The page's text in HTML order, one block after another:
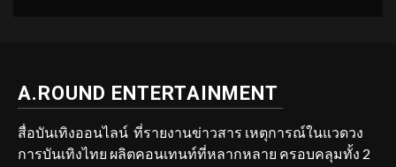
A.ROUND ENTERTAINMENT
สื่อบันเทิงออนไลน์ ที่รายงานข่าวสาร เหตุการณ์ในแวดวง
การบันเทิงไทย ผลิตคอนเทนท์ที่หลากหลาย ครอบคลุมทั้ง 2